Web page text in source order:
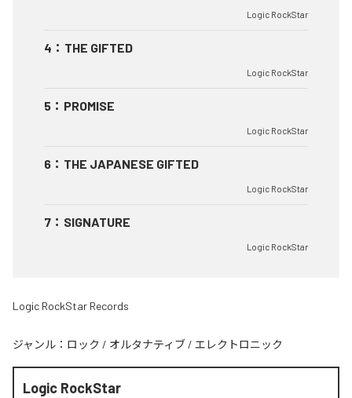
Logic RockStar
4 ： THE GIFTED
Logic RockStar
5 ： PROMISE
Logic RockStar
6 ： THE JAPANESE GIFTED
Logic RockStar
7 ： SIGNATURE
Logic RockStar
Logic RockStar Records
ジャンル： ロック / オルタナティブ / エレクトロニック
Logic RockStar